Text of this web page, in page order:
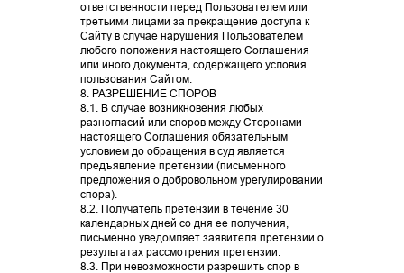
ответственности перед Пользователем или
третьими лицами за прекращение доступа к
Сайту в случае нарушения Пользователем
любого положения настоящего Соглашения
или иного документа, содержащего условия
пользования Сайтом.
8. РАЗРЕШЕНИЕ СПОРОВ
8.1. В случае возникновения любых
разногласий или споров между Сторонами
настоящего Соглашения обязательным
условием до обращения в суд является
предъявление претензии (письменного
предложения о добровольном урегулировании
спора).
8.2. Получатель претензии в течение 30
календарных дней со дня ее получения,
письменно уведомляет заявителя претензии о
результатах рассмотрения претензии.
8.3. При невозможности разрешить спор в
Ногтевой
сервис
Косметология